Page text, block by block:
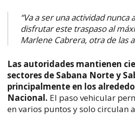
“Va a ser una actividad nunca
disfrutar este traspaso al
Marlene Cabrera, otra de las
Las autoridades mantienen
sectores de Sabana Norte y
principalmente en los
Nacional. El paso vehicular
en varios puntos y solo circulan